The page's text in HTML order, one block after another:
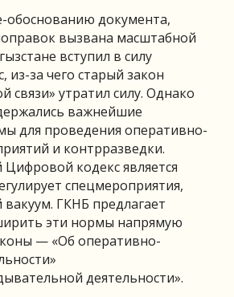
обоснованию документа,
вызвана масштабной
вступил в силу
из-за чего старый закон
связи» утратил силу. Однако
важнейшие
для проведения оперативно-
и контрразведки.
кодекс является
спецмероприятия,
ГКНБ предлагает
эти нормы напрямую
— «Об оперативно-
деятельности».